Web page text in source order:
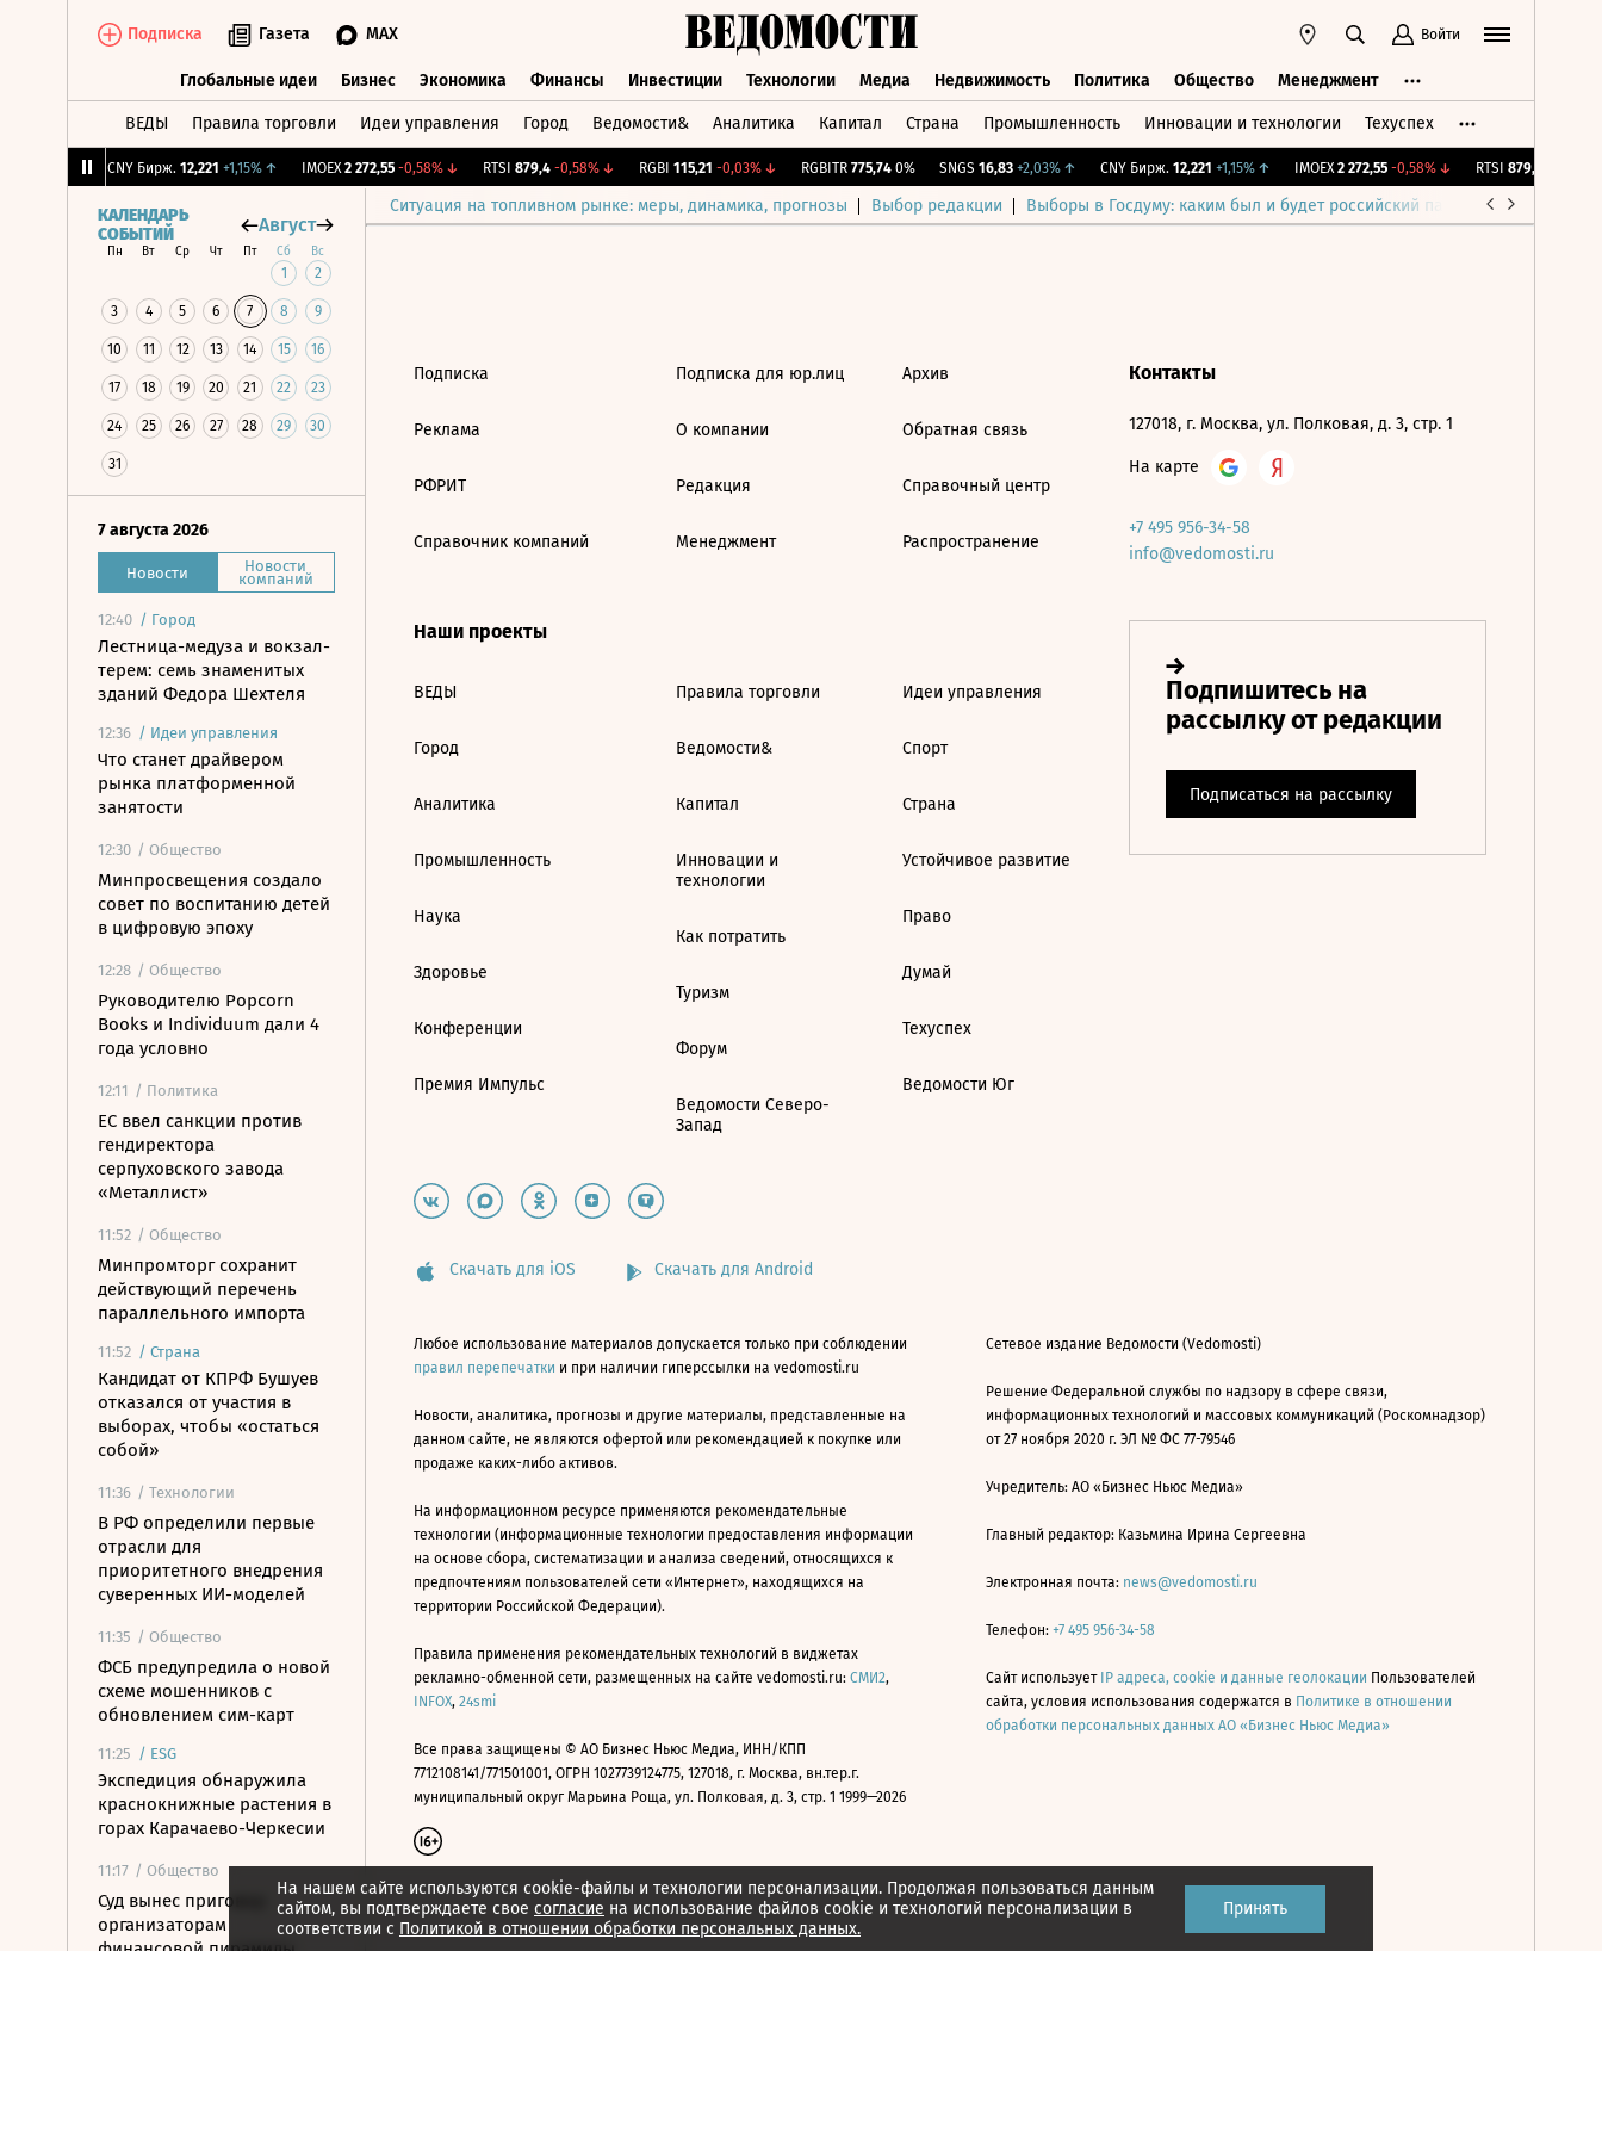
Подписка Газета MAX Войти
Глобальные идеи Бизнес Экономика Финансы Инвестиции Технологии Медиа Недвижимость Политика Общество Менеджмент
ВЕДЫ Правила торговли Идеи управления Город Ведомости& Аналитика Капитал Страна Промышленность Инновации и технологии Техуспех
CNY Бирж. 12,221 +1,15%↑ IMOEX 2 272,55 -0,58%↓ RTSI 879,4 -0,58%↓ RGBI 115,21 -0,03%↓ RGBITR 775,74 0% SNGS 16,83 +2,03%↑ CNY Бирж. 12,221 +1,15%↑ IMOEX 2 272,55 -0,58%↓ RTSI 879,4
Ситуация на топливном рынке: меры, динамика, прогнозы Выбор редакции Выборы в Госдуму: каким был и будет российский парламент
КАЛЕНДАРЬ
СОБЫТИЙ
Август
Пн Вт Ср Чт Пт Сб Вс
1 2
3 4 5 6 7 8 9
10 11 12 13 14 15 16
17 18 19 20 21 22 23
24 25 26 27 28 29 30
31
7 августа 2026
Новости Новости
компаний
12:40 / Город
Лестница-медуза и вокзал-
терем: семь знаменитых
зданий Федора Шехтеля
12:36 / Идеи управления
Что станет драйвером
рынка платформенной
занятости
12:30 / Общество
Минпросвещения создало
совет по воспитанию детей
в цифровую эпоху
12:28 / Общество
Руководителю Popcorn
Books и Individuum дали 4
года условно
12:11 / Политика
ЕС ввел санкции против
гендиректора
серпуховского завода
«Металлист»
11:52 / Общество
Минпромторг сохранит
действующий перечень
параллельного импорта
11:52 / Страна
Кандидат от КПРФ Бушуев
отказался от участия в
выборах, чтобы «остаться
собой»
11:36 / Технологии
В РФ определили первые
отрасли для
приоритетного внедрения
суверенных ИИ-моделей
11:35 / Общество
ФСБ предупредила о новой
схеме мошенников с
обновлением сим-карт
11:25 / ESG
Экспедиция обнаружила
краснокнижные растения в
горах Карачаево-Черкесии
11:17 / Общество
Суд вынес приговор
организаторам
финансовой пирамиды
На нашем сайте используются cookie-файлы и технологии персонализации. Продолжая пользоваться данным
сайтом, вы подтверждаете свое согласие на использование файлов cookie и технологий персонализации в
соответствии с Политикой в отношении обработки персональных данных.
Принять
Подписка
Реклама
РФРИТ
Справочник компаний
Подписка для юр.лиц
О компании
Редакция
Менеджмент
Архив
Обратная связь
Справочный центр
Распространение
Наши проекты
ВЕДЫ
Город
Аналитика
Промышленность
Наука
Здоровье
Конференции
Премия Импульс
Правила торговли
Ведомости&
Капитал
Инновации и
технологии
Как потратить
Туризм
Форум
Ведомости Северо-
Запад
Идеи управления
Спорт
Страна
Устойчивое развитие
Право
Думай
Техуспех
Ведомости Юг
Контакты
127018, г. Москва, ул. Полковая, д. 3, стр. 1
На карте
+7 495 956-34-58
info@vedomosti.ru
Скачать для iOS Скачать для Android
Любое использование материалов допускается только при соблюдении
правил перепечатки и при наличии гиперссылки на vedomosti.ru
Новости, аналитика, прогнозы и другие материалы, представленные на
данном сайте, не являются офертой или рекомендацией к покупке или
продаже каких-либо активов.
На информационном ресурсе применяются рекомендательные
технологии (информационные технологии предоставления информации
на основе сбора, систематизации и анализа сведений, относящихся к
предпочтениям пользователей сети «Интернет», находящихся на
территории Российской Федерации).
Правила применения рекомендательных технологий в виджетах
рекламно-обменной сети, размещенных на сайте vedomosti.ru: СМИ2,
INFOX, 24smi
Все права защищены © АО Бизнес Ньюс Медиа, ИНН/КПП
7712108141/771501001, ОГРН 1027739124775, 127018, г. Москва, вн.тер.г.
муниципальный округ Марьина Роща, ул. Полковая, д. 3, стр. 1 1999—2026
Сетевое издание Ведомости (Vedomosti)
Решение Федеральной службы по надзору в сфере связи,
информационных технологий и массовых коммуникаций (Роскомнадзор)
от 27 ноября 2020 г. ЭЛ № ФС 77-79546
Учредитель: АО «Бизнес Ньюс Медиа»
Главный редактор: Казьмина Ирина Сергеевна
Электронная почта: news@vedomosti.ru
Телефон: +7 495 956-34-58
Сайт использует IP адреса, cookie и данные геолокации Пользователей
сайта, условия использования содержатся в Политике в отношении
обработки персональных данных АО «Бизнес Ньюс Медиа»